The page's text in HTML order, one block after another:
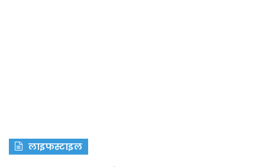
लाइफस्टाइल